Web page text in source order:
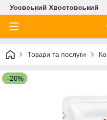
Усовський Хвостовський
Товари та послуги
–20%